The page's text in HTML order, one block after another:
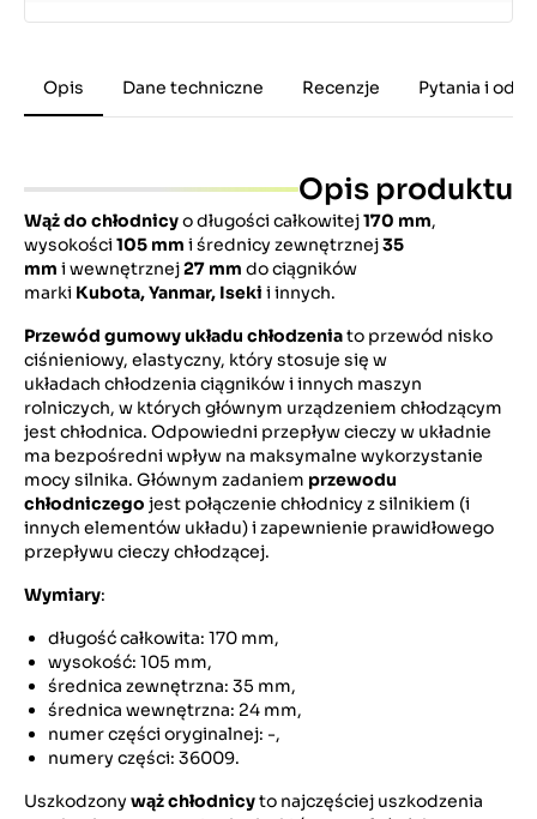
Opis Dane techniczne Recenzje Pytania i
Opis produktu
Wąż do chłodnicyo długości całkowitej170 mm,
wysokości 105 mm i średnicy zewnętrznej35
mm i wewnętrznej27 mm do ciągników
marki Kubota,Yanmar, Iseki i innych.
Przewód gumowy układu chłodzeniato przewód nisko
ciśnieniowy, elastyczny, który stosuje się w
układach chłodzenia ciągników i innych maszyn
rolniczych, w których głównym urządzeniem chłodzącym
jest chłodnica. Odpowiedni przepływ cieczy w układnie
ma bezpośredni wpływ na maksymalne wykorzystanie
mocy silnika. Głównym zadaniem przewodu
chłodniczego jest połączenie chłodnicy z silnikiem (i
innych elementów układu) i zapewnienie prawidłowego
przepływu cieczy chłodzącej.
Wymiary:
długość całkowita: 170 mm,
wysokość: 105 mm,
średnica zewnętrzna: 35 mm,
średnica wewnętrzna: 24 mm,
numer części oryginalnej: -,
numery części: 36009.
Uszkodzony wąż chłodnicyto najczęściej uszkodzenia